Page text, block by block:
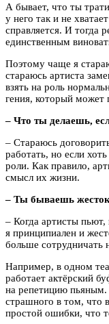
А бывает, что ты
у него так и не
справляется. И тогда
единственным
Поэтому чаще я
стараюсь артиста
взять на роль
гения, который может
– Что ты делаешь,
– Стараюсь
работать, но если
роли. Как правило,
смысл их жизни.
– Ты бываешь
– Когда артисты пьют,
я принципиален и
больше сотрудничать
Например, в одном
работает актёрский
на репетицию пьяным.
страшного в том, что
простой ошибки, что